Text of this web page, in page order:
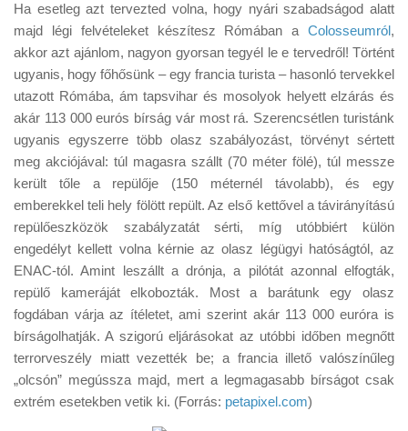
Tudástár
Tanácsok
Érdekességek
Helyszíni Riport
E-BB
Ha esetleg azt tervezted volna, hogy nyári szabadságod alatt
majd légi felvételeket készítesz Rómában a Colosseumról,
akkor azt ajánlom, nagyon gyorsan tegyél le e tervedről! Történt
ugyanis, hogy főhősünk – egy francia turista – hasonló tervekkel
utazott Rómába, ám tapsvihar és mosolyok helyett elzárás és
akár 113 000 eurós bírság vár most rá. Szerencsétlen turistánk
ugyanis egyszerre több olasz szabályozást, törvényt sértett
meg akciójával: túl magasra szállt (70 méter fölé), túl messze
került tőle a repülője (150 méternél távolabb), és egy
emberekkel teli hely fölött repült. Az első kettővel a távirányítású
repülőeszközök szabályzatát sérti, míg utóbbiért külön
engedélyt kellett volna kérnie az olasz légügyi hatóságtól, az
ENAC-tól. Amint leszállt a drónja, a pilótát azonnal elfogták,
repülő kameráját elkobozták. Most a barátunk egy olasz
fogdában várja az ítéletet, ami szerint akár 113 000 euróra is
bírságolhatják. A szigorú eljárásokat az utóbbi időben megnőtt
terrorveszély miatt vezették be; a francia illető valószínűleg
„olcsón” megússza majd, mert a legmagasabb bírságot csak
extrém esetekben vetik ki. (Forrás: petapixel.com)